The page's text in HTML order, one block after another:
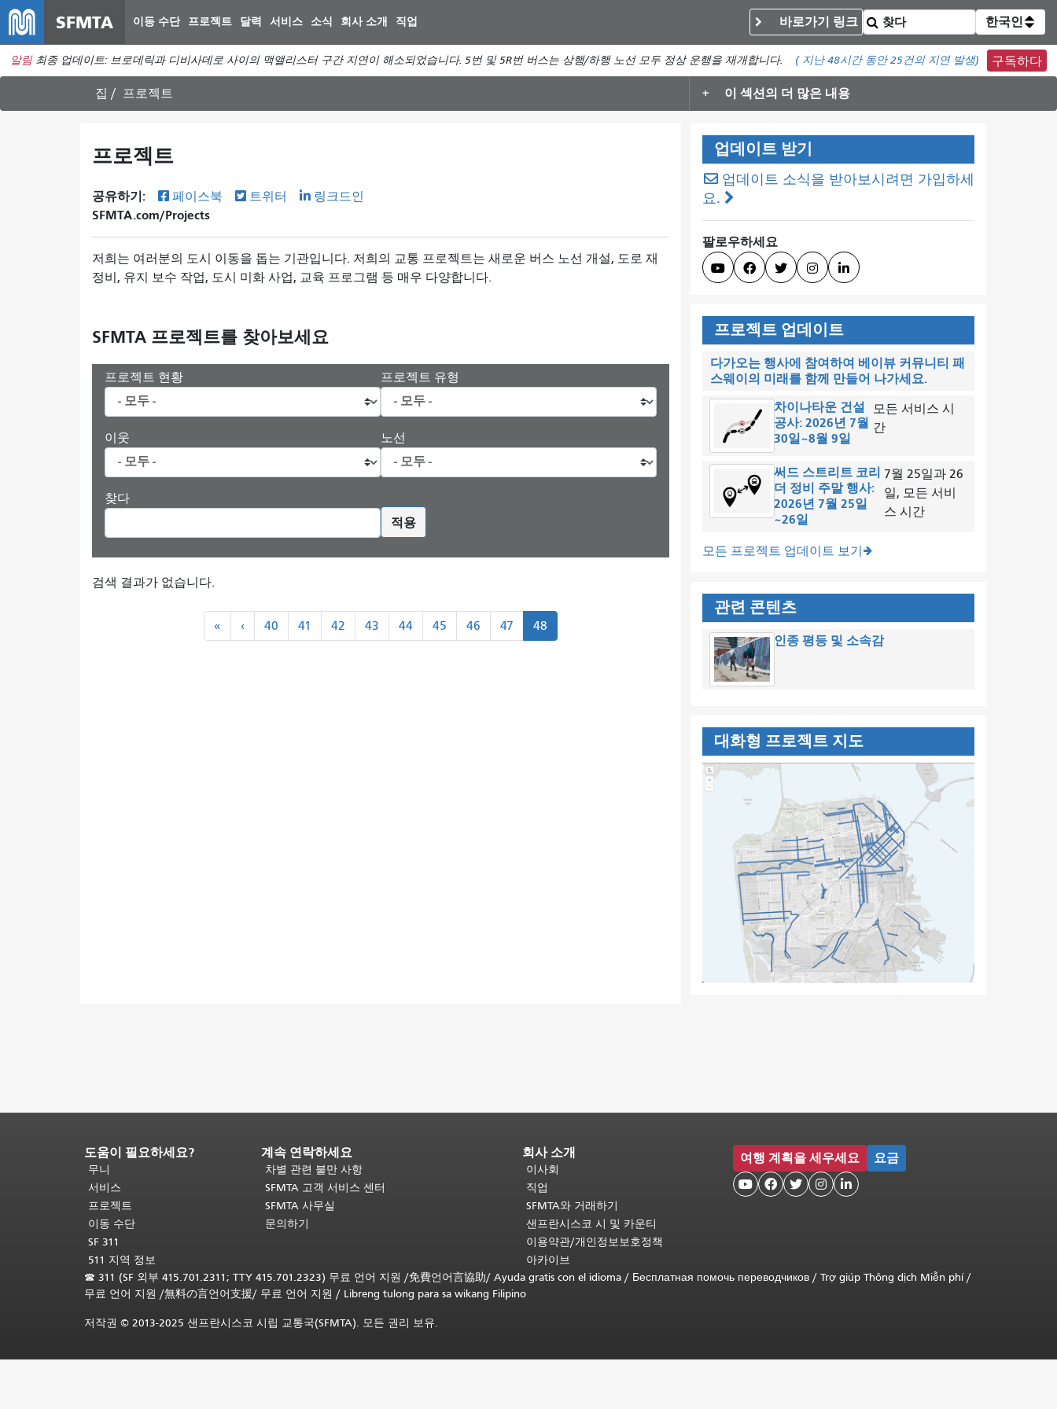
컨
텐
SFMTA 이동 수단 프로젝트 달력 서비스 소식 회사 소개 직업 바로가기 링크 한국인
알림 최종 업데이트: 브로데릭과 디비사데로 사이의 맥앨리스터 구간 지연이 해소되었습니다. 5번 및 5R번 버스는 상행/하행 노선 모두 정상 운행을 재개합니다. ( 지난 48시간 동안25건의 지연 발생) 구독하다
집 프로젝트 이 섹션의 더 많은 내용
프로젝트
공유하기: 페이스북 트위터 링크드인
SFMTA.com/Projects
저희는 여러분의 도시 이동을 돕는 기관입니다. 저희의 교통 프로젝트는 새로운 버스 노선 개설, 도로 재
정비, 유지 보수 작업, 도시 미화 사업, 교육 프로그램 등 매우 다양합니다.
SFMTA 프로젝트를 찾아보세요
프로젝트 현황 프로젝트 유형
이웃 노선
찾다
적용
검색 결과가 없습니다.
««
처
‹``
이
40 41 42 43 44 45 46 47 48
업데이트 받기
업데이트 소식을 받아보시려면 가입하세
요.
팔로우하세요
    
프로젝트 업데이트
다가오는 행사에 참여하여 베이뷰 커뮤니티 패
스웨이의 미래를 함께 만들어 나가세요.
차이나타운 건설
공사: 2026년 7월
30일~8월 9일
모든 서비스 시
간
써드 스트리트 코리
더 정비 주말 행사:
2026년 7월 25일
~26일
7월 25일과 26
일, 모든 서비
스 시간
모든 프로젝트 업데이트 보기
관련 콘텐츠
인종 평등 및 소속감
대화형 프로젝트 지도
페
이
지
내
용
끝
다. 이
페
이
도움이 필요하세요?
무니
서비스
프로젝트
이동 수단
SF 311
511 지역 정보
계속 연락하세요
차별 관련 불만 사항
SFMTA 고객 서비스 센터
SFMTA 사무실
문의하기
회사 소개
이사회
직업
SFMTA와 거래하기
샌프란시스코 시 및 카운티
이용약관/개인정보보호정책
아카이브
여행 계획을 세우세요 요금
    
☎ 311 (SF 외부 415.701.2311; TTY 415.701.2323) 무료 언어 지원 /免費언어言協助/ Ayuda gratis con el idioma / Бесплатная помочь переводчиков / Trợ giúp Thông dịch Miễn phí/
무료 언어 지원 /無料の言언어支援/ 무료 언어 지원 / Libreng tulong para sa wikang Filipino
저작권 © 2013-2025 샌프란시스코 시립 교통국(SFMTA). 모든 권리 보유.